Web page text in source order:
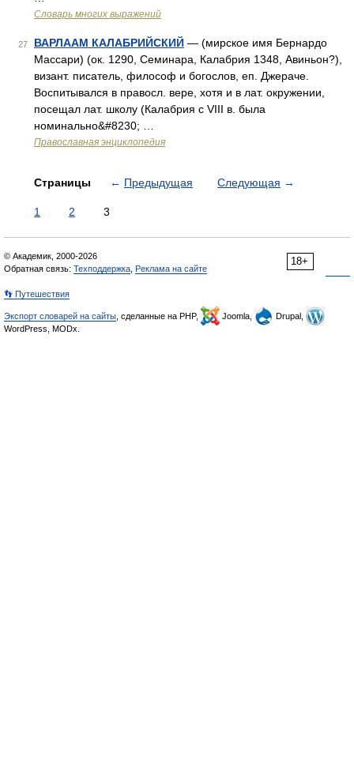
Словарь многих выражений
27 ВАРЛААМ КАЛАБРИЙСКИЙ — (мирское имя Бернардо
Массари) (ок. 1290, Семинара, Калабрия 1348, Авиньон?),
визант. писатель, философ и богослов, еп. Джераче.
Воспитывался в правосл. вере, хотя и в лат. окружении,
посещал лат. школу (Калабрия с VIII в. была
номинально&#8230; …
Православная энциклопедия
Страницы ← Предыдущая Следующая →
1 2 3
18+
© Академик, 2000-2026
Обратная связь: Техподдержка Реклама на сайте
👣 Путешествия
Экспорт словарей на сайты , сделанные на PHP, Joomla,
Drupal,
WordPress, MODx.